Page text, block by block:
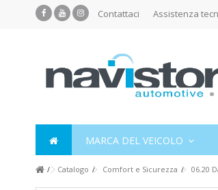
Contattaci Assistenza
MARCA DEL VEICOLO
Catalogo Comfort e Sicurezza 06.20